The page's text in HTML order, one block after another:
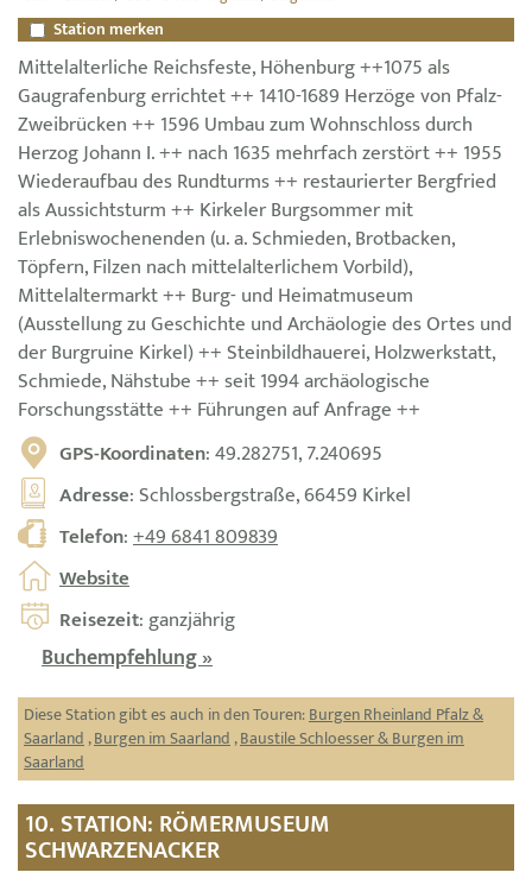
Station merken
Mittelalterliche Reichsfeste, Höhenburg ++1075 als
Gaugrafenburg errichtet ++ 1410-1689 Herzöge von Pfalz-
Zweibrücken ++ 1596 Umbau zum Wohnschloss durch
Herzog Johann I. ++ nach 1635 mehrfach zerstört ++ 1955
Wiederaufbau des Rundturms ++ restaurierter Bergfried
als Aussichtsturm ++ Kirkeler Burgsommer mit
Erlebniswochenenden (u. a. Schmieden, Brotbacken,
Töpfern, Filzen nach mittelalterlichem Vorbild),
Mittelaltermarkt ++ Burg- und Heimatmuseum
(Ausstellung zu Geschichte und Archäologie des Ortes und
der Burgruine Kirkel) ++ Steinbildhauerei, Holzwerkstatt,
Schmiede, Nähstube ++ seit 1994 archäologische
Forschungsstätte ++ Führungen auf Anfrage ++
GPS-Koordinaten: 49.282751, 7.240695
Adresse: Schlossbergstraße, 66459 Kirkel
Telefon:+49 6841 809839
Website
Reisezeit: ganzjährig
Buchempfehlung »
Diese Station gibt es auch in den Touren:Burgen Rheinland Pfalz &
Saarland,Burgen im Saarland,Baustile Schloesser & Burgen im
Saarland
10. STATION: RÖMERMUSEUM
SCHWARZENACKER